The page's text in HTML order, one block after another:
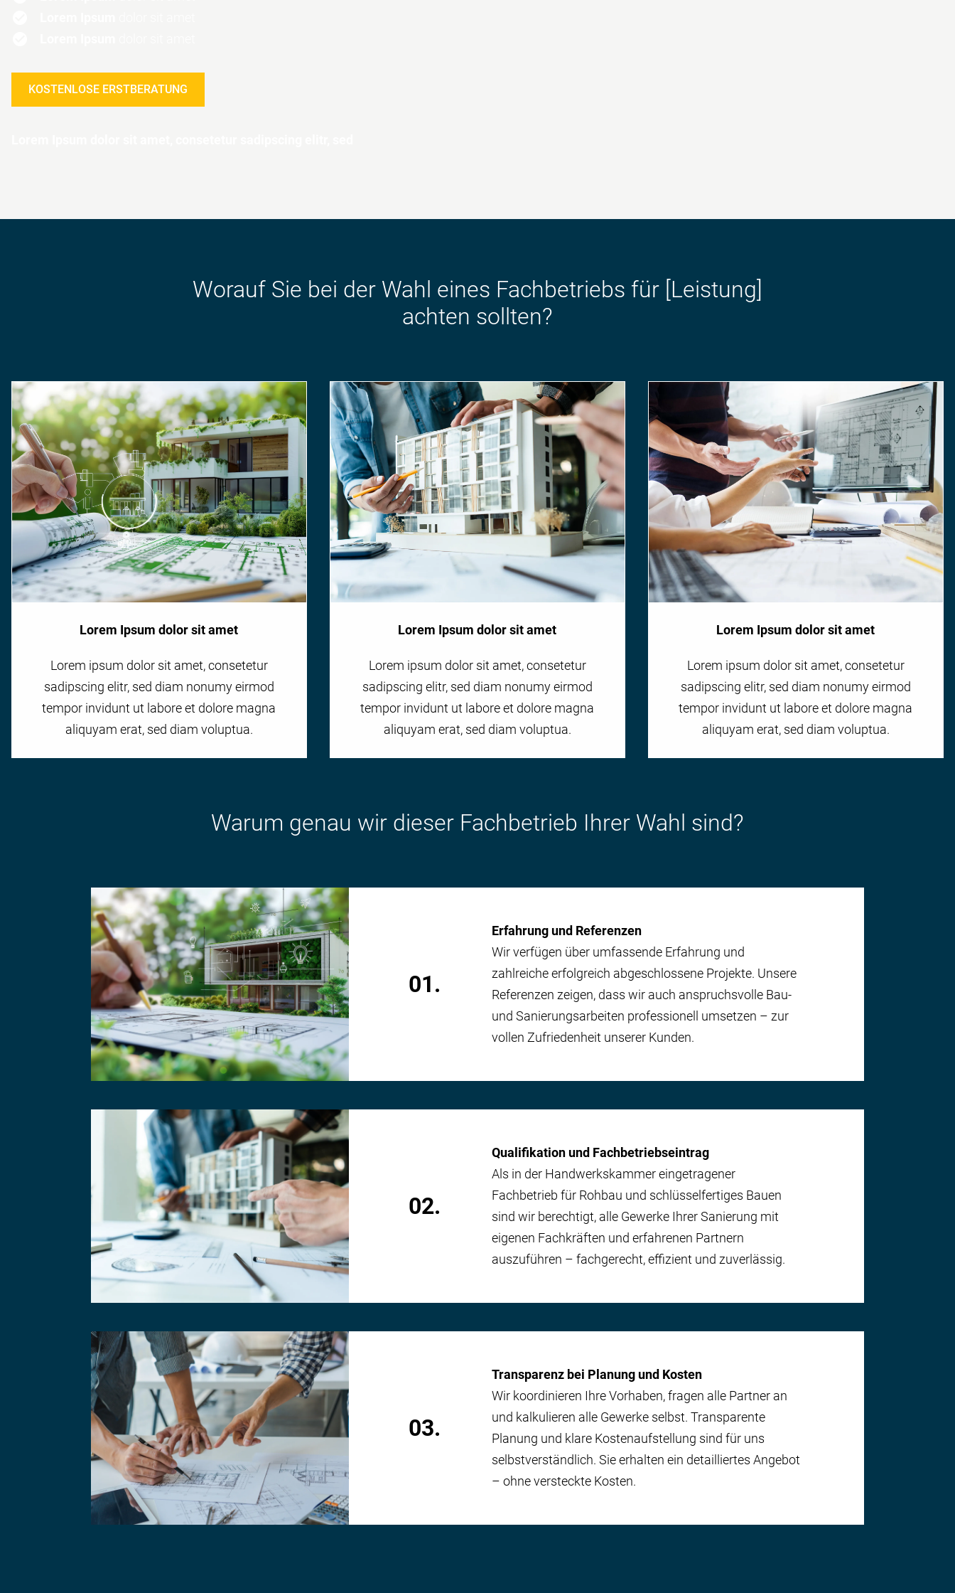
KOSTENLOSE ERSTBERATUNG
Worauf Sie bei der Wahl eines Fach­betriebs für [Leistung]
achten sollten?
Lorem Ipsum dolor sit amet
Lorem ipsum dolor sit amet, consetetur
sadipscing elitr, sed diam nonumy eirmod
tempor invidunt ut labore et dolore magna
aliquyam erat, sed diam voluptua.
Lorem Ipsum dolor sit amet
Lorem ipsum dolor sit amet, consetetur
sadipscing elitr, sed diam nonumy eirmod
tempor invidunt ut labore et dolore magna
aliquyam erat, sed diam voluptua.
Lorem Ipsum dolor sit amet
Lorem ipsum dolor sit amet, consetetur
sadipscing elitr, sed diam nonumy eirmod
tempor invidunt ut labore et dolore magna
aliquyam erat, sed diam voluptua.
Warum genau wir dieser Fachbetrieb Ihrer Wahl sind?
01.
Erfahrung und Referenzen
Wir verfügen über umfassende Erfahrung und
zahlreiche erfolgreich ab­geschlossene Projekte. Unsere
Referenzen zeigen, dass wir auch anspruchsvolle Bau-
und Sanierungs­arbeiten professionell umsetzen – zur
vollen Zufriedenheit unserer Kunden.
02.
Qualifikation und Fachbetriebseintrag
Als in der Handwerks­kammer eingetragener
Fachbetrieb für Rohbau und schlüssel­fertiges Bauen
sind wir berechtigt, alle Gewerke Ihrer Sanierung mit
eigenen Fachkräften und erfahrenen Partnern
auszuführen – fach­gerecht, effizient und zuverlässig.
03.
Transparenz bei Planung und Kosten
Wir koordinieren Ihre Vorhaben, fragen alle Partner an
und kalkulieren alle Gewerke selbst. Transparente
Planung und klare Kosten­aufstellung sind für uns
selbstverständlich. Sie erhalten ein detailliertes An­gebot
– ohne versteckte Kosten.